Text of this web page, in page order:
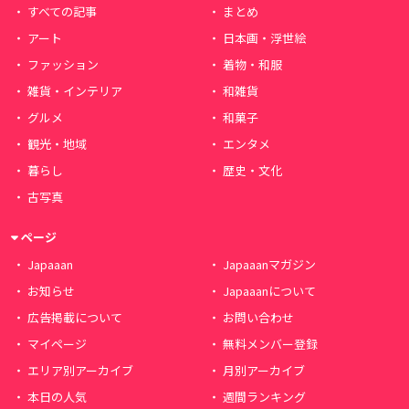
すべての記事
まとめ
アート
日本画・浮世絵
ファッション
着物・和服
雑貨・インテリア
和雑貨
グルメ
和菓子
観光・地域
エンタメ
暮らし
歴史・文化
古写真
ページ
Japaaan
Japaaanマガジン
お知らせ
Japaaanについて
広告掲載について
お問い合わせ
マイページ
無料メンバー登録
エリア別アーカイブ
月別アーカイブ
本日の人気
週間ランキング